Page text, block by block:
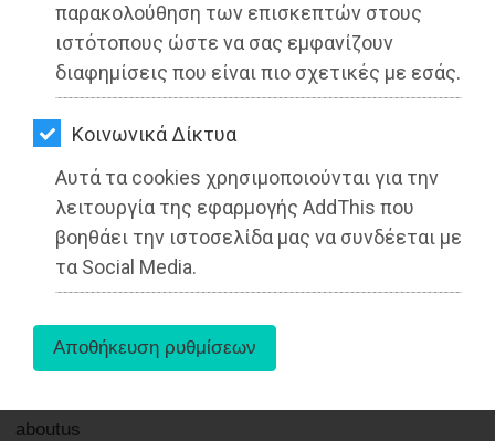
παρακολούθηση των επισκεπτών στους
ιστότοπους ώστε να σας εμφανίζουν
διαφημίσεις που είναι πιο σχετικές με εσάς.
Kοινωνικά Δίκτυα
Αυτά τα cookies χρησιμοποιούνται για την
λειτουργία της εφαρμογής AddThis που
βοηθάει την ιστοσελίδα μας να συνδέεται με
τα Social Media.
ΕΦΗΜΕΡΙΔΕΣ
OΔΗΓΟΣ
ΑΓΟΡΑΣ
ΨΙΘΥΡΟΙ
ΑΠΟΣΤΟΛΗ
ΑΡΘΡΩΝ
27-05-2025
Από τo Dimotisnews
aboutus